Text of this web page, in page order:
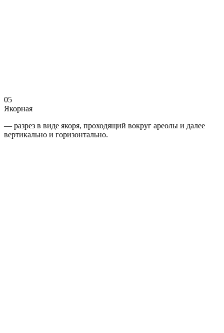
05
Якорная
— разрез в виде якоря, проходящий вокруг ареолы и далее
вертикально и горизонтально.